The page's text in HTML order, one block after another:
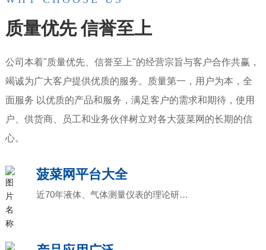
质量优先 信誉至上
公司本着"质量优先、信誉至上"的经营宗旨与客户合作共赢，
竭诚为广大客户提供优质的服务。质量第一，用户为本，全
面服务 以优质的产品和服务，满足客户的需求和期待，使用
户、供货商、员工和业务伙伴树立对各大菠菜网的长期的信
心。
菠菜网平台大全
近70年液体、气体测量仪表的理论研究